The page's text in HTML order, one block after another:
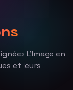
L'Image en
et leurs